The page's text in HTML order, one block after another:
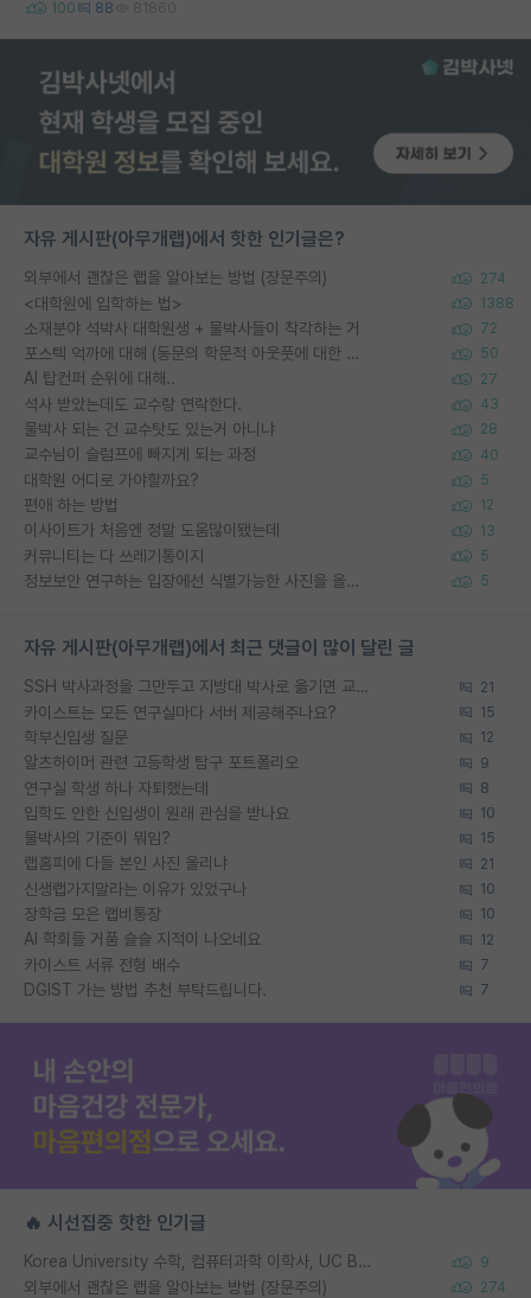
100 88 81860
자유 게시판(아무개랩)에서 핫한 인기글은?
외부에서 괜찮은 랩을 알아보는 방법 (장문주의) 274
<대학원에 입학하는 법> 1388
소재분야 석박사 대학원생 + 물박사들이 착각하는 거 72
포스텍 억까에 대해 (동문의 학문적 아웃풋에 대한 반박) 50
AI 탑컨퍼 순위에 대해.. 27
석사 받았는데도 교수랑 연락한다. 43
물박사 되는 건 교수탓도 있는거 아니냐 28
교수님이 슬럼프에 빠지게 되는 과정 40
대학원 어디로 가야할까요? 5
편애 하는 방법 12
이사이트가 처음엔 정말 도움많이됐는데 13
커뮤니티는 다 쓰레기통이지 5
정보보안 연구하는 입장에선 식별가능한 사진을 올리는건 비추이긴함 5
자유 게시판(아무개랩)에서 최근 댓글이 많이 달린 글
SSH 박사과정을 그만두고 지방대 박사로 옮기면 교수의 꿈은 끝일까요? 21
카이스트는 모든 연구실마다 서버 제공해주나요? 15
학부신입생 질문 12
알츠하이머 관련 고등학생 탐구 포트폴리오 9
연구실 학생 하나 자퇴했는데 8
입학도 안한 신입생이 원래 관심을 받나요 10
물박사의 기준이 뭐임? 15
랩홈피에 다들 본인 사진 올리냐 21
신생랩가지말라는 이유가 있었구나 10
장학금 모은 랩비통장 10
AI 학회들 거품 슬슬 지적이 나오네요 12
카이스트 서류 전형 배수 7
DGIST 가는 방법 추천 부탁드립니다. 7
🔥 시선집중 핫한 인기글
Korea University 수학, 컴퓨터과학 이학사, UC Berkeley 산업공학 대학원 공학박사가 되는 것은 쉽지 않겠죠? 9
외부에서 괜찮은 랩을 알아보는 방법 (장문주의) 274